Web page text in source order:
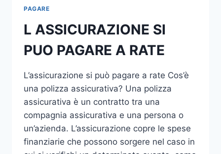
PAGARE
L ASSICURAZIONE SI
PUO PAGARE A RATE
L’assicurazione si può pagare a rate Cos’è
una polizza assicurativa? Una polizza
assicurativa è un contratto tra una
compagnia assicurativa e una persona o
un’azienda. L’assicurazione copre le spese
finanziarie che possono sorgere nel caso in